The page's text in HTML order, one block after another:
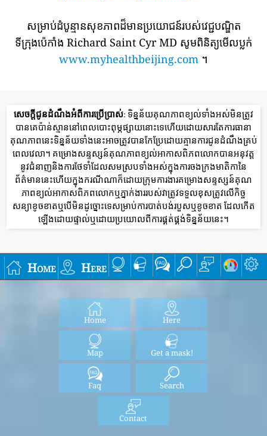
សម្រាប់ដំបូន្មានសុខភាពដ៏មានប្រយោជន៍របស់វេជ្ជបណ្ឌិត
ទីក្រុងប៉េកាំង Richard Saint Cyr MD សូមពិនិត្យមើលប្លក់
www.myhealthbeijing.com ។
សេចក្តីជូនដំណឹងអំពីការប្រើប្រាស់: ទិន្នន័យគុណភាពខ្យល់ទាំងអស់មិនត្រូវ
បានគេប៉ាន់ស្មាននៅពេលបោះពុម្ភផ្សាយនោះទេហើយដោយសារតែការធានា
គុណភាពនេះទិន្នន័យទាំងនេះអាចត្រូវបានកែប្រែដោយគ្មានការជូនដំណឹងគ្រប់
ពេលវេលា។ គម្រោងសន្ទស្សន៍គុណភាពខ្យល់អាកាសពិភពលោកបានអនុវត្ត
នូវជំនាញនិងការថែទាំដែលសមស្របទាំងអស់ក្នុងការចងក្រងមាតិកានៃ
ព័ត៌មាននេះហើយក្នុងករណីណាក៏ដោយក្រុមការងារគម្រោងសន្ទស្សន៍គុណ
ភាពខ្យល់អាកាសពិភពលោកឬភ្នាក់ងាររបស់វាត្រូវទទួលខុសត្រូវលើកិច្ច
សន្យាខូចខាតឬបើមិនដូច្នោះទេសម្រាប់ការបាត់បង់របួសឬខូចខាត ដែលកើត
ឡើងដោយផ្ទាល់ឬដោយប្រយោលពីការផ្គត់ផ្គង់ទិន្នន័យនេះ។
Home Here
Home Here
Map Get a mask!
Faq Search
Contact